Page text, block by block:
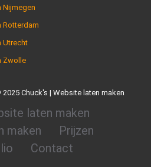
Nijmegen
Rotterdam
Utrecht
Zwolle
Chuck's | Website laten maken
laten maken
maken
Prijzen
Contact